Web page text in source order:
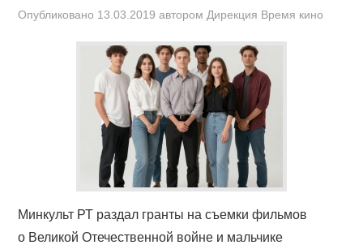
Опубликовано 13.03.2019 автором Дирекция Время кино
Минкульт РТ раздал гранты на съемки фильмов
о Великой Отечественной войне и мальчике